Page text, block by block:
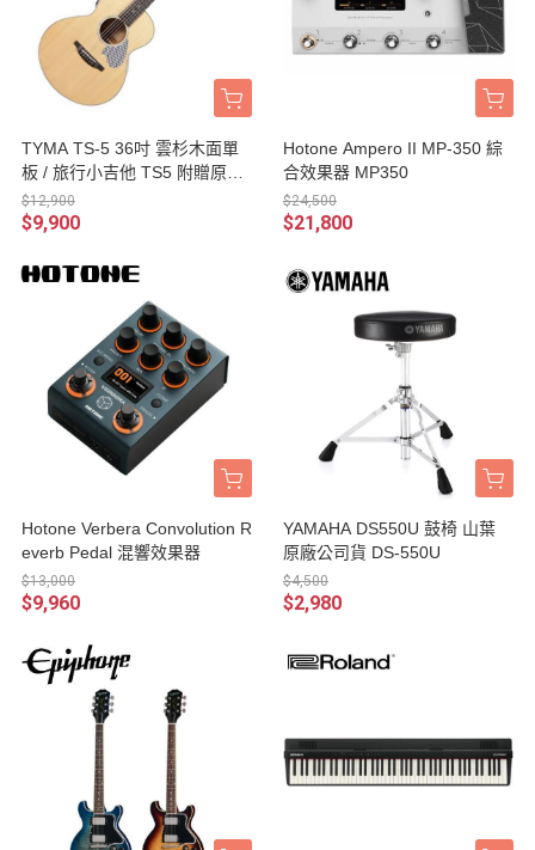
TYMA TS-5 36吋 雲杉木面單
板 / 旅行小吉他 TS5 附贈原廠
琴袋
$12,900
$9,900
Hotone Ampero II MP-350 綜
合效果器 MP350
$24,500
$21,800
Hotone Verbera Convolution R
everb Pedal 混響效果器
$13,000
$9,960
YAMAHA DS550U 鼓椅 山葉
原廠公司貨 DS-550U
$4,500
$2,980